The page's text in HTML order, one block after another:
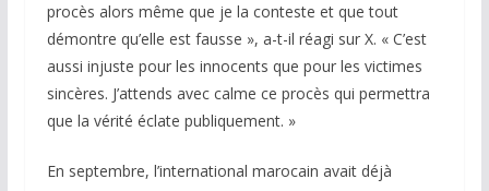
procès alors même que je la conteste et que tout
démontre qu’elle est fausse », a-t-il réagi sur X. « C’est
aussi injuste pour les innocents que pour les victimes
sincères. J’attends avec calme ce procès qui permettra
que la vérité éclate publiquement. »
En septembre, l’international marocain avait déjà